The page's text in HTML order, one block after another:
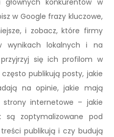
konkurentów w
w Google frazy kluczowe,
i zobacz, które firmy
wynikach lokalnych i na
się ich profilom w
publikują posty, jakie
na opinie, jakie mają
strony internetowe – jakie
są zoptymalizowane pod
publikują i czy budują